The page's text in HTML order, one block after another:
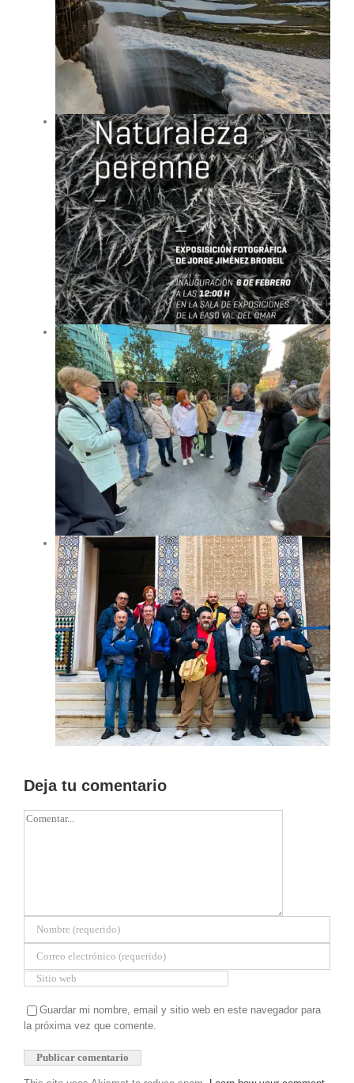
Deja tu comentario
Comentar
Guardar mi nombre, email y sitio web en este navegador para
la próxima vez que comente.